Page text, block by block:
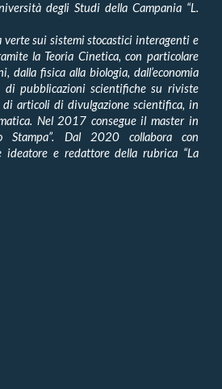
degli Studi della Campania “L.
sui sistemi stocastici interagenti e
la Teoria Cinetica, con particolare
dalla fisica alla biologia, dall’economia
di pubblicazioni scientifiche su riviste
articoli di divulgazione scientifica, in
Nel 2017 consegue il master in
Stampa”. Dal 2020 collabora con
e redattore della rubrica “La